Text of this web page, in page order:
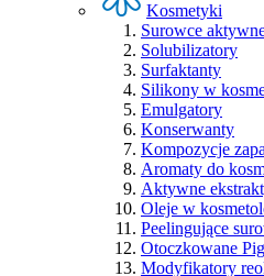
Kosmetyki
Surowce
Solubilizatory
Surfaktanty
Silikony w
Emulgatory
Konserwanty
Kompozycje
Aromaty do
Aktywne
Oleje w
Peelingujące
Otoczkowane
Modyfikatory